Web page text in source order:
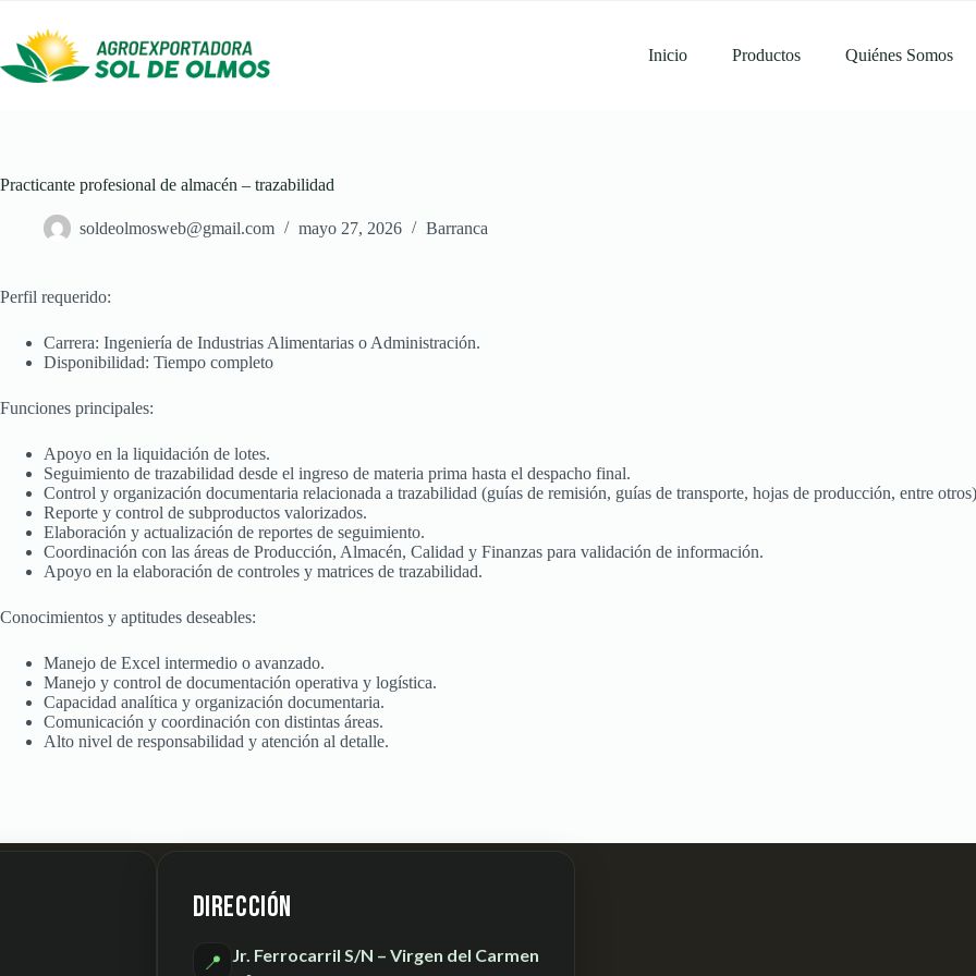
contenido
Inicio Productos Quiénes Somos
Practicante profesional de almacén – trazabilidad
soldeolmosweb@gmail.com mayo 27, 2026 Barranca
Perfil requerido:
Carrera: Ingeniería de Industrias Alimentarias o Administración.
Disponibilidad: Tiempo completo
Funciones principales:
Apoyo en la liquidación de lotes.
Seguimiento de trazabilidad desde el ingreso de materia prima hasta el despacho final.
Control y organización documentaria relacionada a trazabilidad (guías de remisión, guías de transporte, hojas de producción, entre
Reporte y control de subproductos valorizados.
Elaboración y actualización de reportes de seguimiento.
Coordinación con las áreas de Producción, Almacén, Calidad y Finanzas para validación de información.
Apoyo en la elaboración de controles y matrices de trazabilidad.
Conocimientos y aptitudes deseables:
Manejo de Excel intermedio o avanzado.
Manejo y control de documentación operativa y logística.
Capacidad analítica y organización documentaria.
Comunicación y coordinación con distintas áreas.
Alto nivel de responsabilidad y atención al detalle.
Dirección
📍
Jr. Ferrocarril S/N – Virgen del Carmen